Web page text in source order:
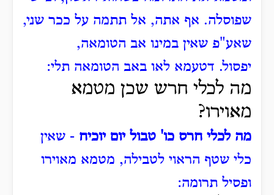
שפוסלה. אף אתה, אל תתמה על ככר שני,
שאע"פ שאין במינו אב הטומאה,
יפסול. דטעמא לאו באב הטומאה תלי:
מה לכלי חרש שכן מטמא
מאוירו?
מה לכלי חרס כו' טבול יום יוכיח - שאין
כלי שטף הראוי לטבילה, מטמא מאוירו
ופסיל תרומה: